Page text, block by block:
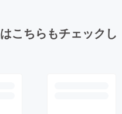
こちらもチェックし